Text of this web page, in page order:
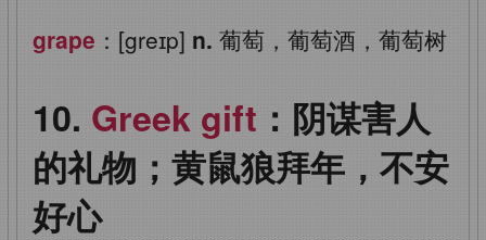
grape ：[greɪp] n. 葡萄，葡萄酒，葡萄树
Greek gift ：阴谋害人
的礼物；黄鼠狼拜年，不安
好心